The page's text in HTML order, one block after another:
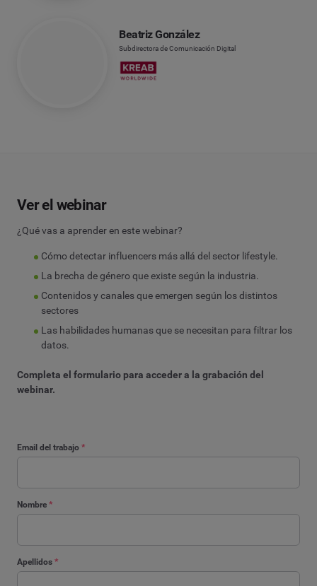
Beatriz González
Subdirectora de Comunicación Digital
Email del trabajo *
Nombre *
Apellidos *
Ver el webinar
¿Qué vas a aprender en este webinar?
Cómo detectar influencers más allá del sector lifestyle.
La brecha de género que existe según la industria.
Contenidos y canales que emergen según los distintos
sectores
Las habilidades humanas que se necesitan para filtrar los
datos.
Completa el formulario para acceder a la grabación del
webinar.